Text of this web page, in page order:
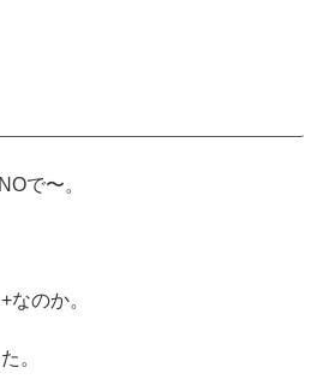
で〜。
なのか。
。